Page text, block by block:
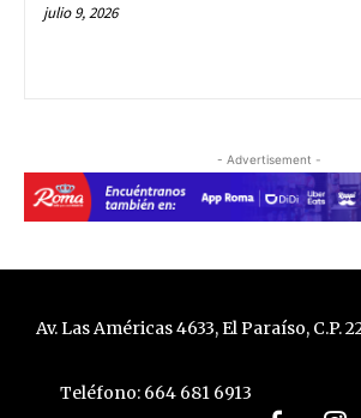
julio 9, 2026
- Advertisement -
Av. Las Américas 4633, El Paraíso, C.P.
Teléfono: 664 681 6913